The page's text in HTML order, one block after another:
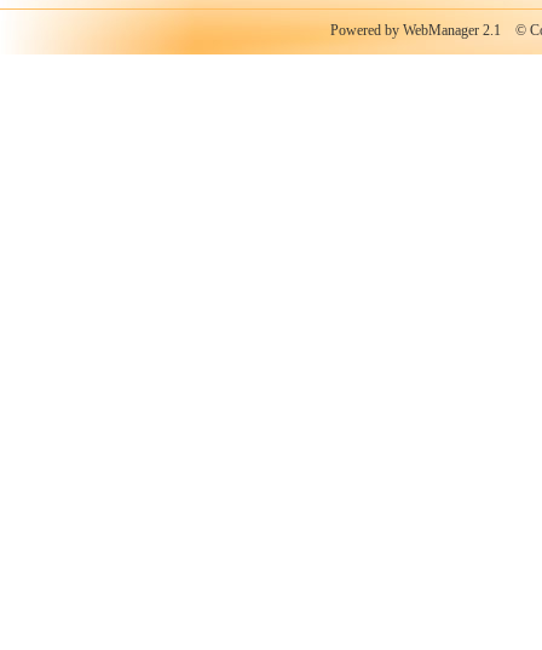
Powered by WebManager 2.1 ©